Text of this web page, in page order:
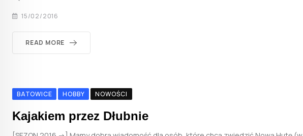
15/02/2016
READ MORE
BATOWICE HOBBY NOWOŚCI
Kajakiem przez Dłubnie